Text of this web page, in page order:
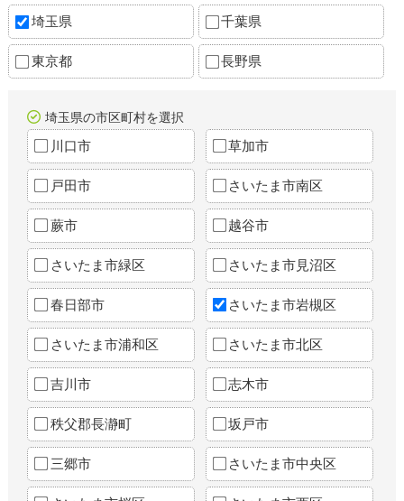
埼玉県 千葉県
東京都 長野県
埼玉県の市区町村を選択
川口市 草加市
戸田市 さいたま市南区
蕨市 越谷市
さいたま市緑区 さいたま市見沼区
春日部市 さいたま市岩槻区
さいたま市浦和区 さいたま市北区
吉川市 志木市
秩父郡長瀞町 坂戸市
三郷市 さいたま市中央区